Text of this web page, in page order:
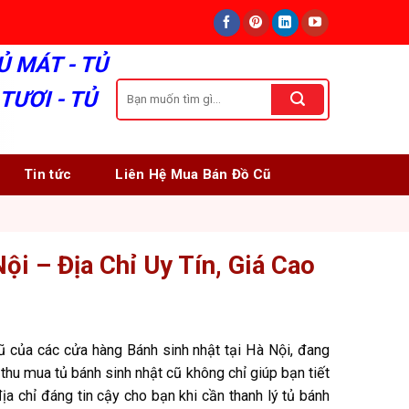
MÁT - TỦ
- TỦ
kiếm:
Tin tức Liên Hệ Mua Bán Đồ Cũ
– Địa Chỉ Uy Tín, Giá Cao
các cửa hàng Bánh sinh nhật tại Hà Nội, đang
mua tủ bánh sinh nhật cũ không chỉ giúp bạn tiết
chỉ đáng tin cậy cho bạn khi cần thanh lý tủ bánh